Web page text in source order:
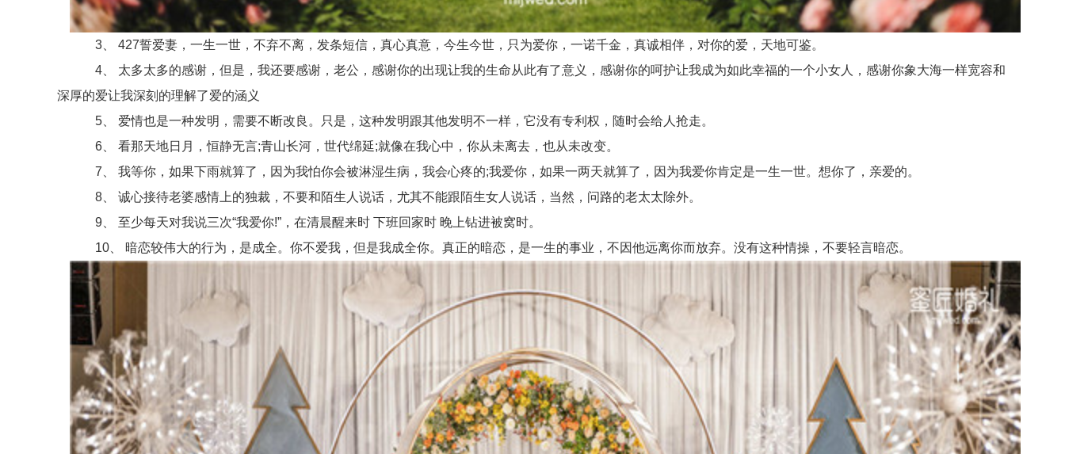
3、 427誓爱妻，一生一世，不弃不离，发条短信，真心真意，今生今世，只为爱你，一诺千金，真诚相伴，对你的爱，天地可鉴。
4、 太多太多的感谢，但是，我还要感谢，老公，感谢你的出现让我的生命从此有了意义，感谢你的呵护让我成为如此幸福的一个小女人，感谢你象大海一样宽容和
深厚的爱让我深刻的理解了爱的涵义
5、 爱情也是一种发明，需要不断改良。只是，这种发明跟其他发明不一样，它没有专利权，随时会给人抢走。
6、 看那天地日月，恒静无言;青山长河，世代绵延;就像在我心中，你从未离去，也从未改变。
7、 我等你，如果下雨就算了，因为我怕你会被淋湿生病，我会心疼的;我爱你，如果一两天就算了，因为我爱你肯定是一生一世。想你了，亲爱的。
8、 诚心接待老婆感情上的独裁，不要和陌生人说话，尤其不能跟陌生女人说话，当然，问路的老太太除外。
9、 至少每天对我说三次“我爱你!”，在清晨醒来时 下班回家时 晚上钻进被窝时。
10、 暗恋较伟大的行为，是成全。你不爱我，但是我成全你。真正的暗恋，是一生的事业，不因他远离你而放弃。没有这种情操，不要轻言暗恋。